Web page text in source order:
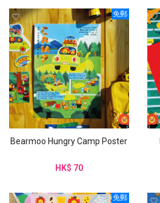
免郵
Bearmoo Hungry Camp Poster
HK$ 70
免郵